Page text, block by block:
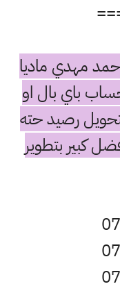
مهدي ماديا
باي بال او
رصيد حته
فضل كبير بتطوير